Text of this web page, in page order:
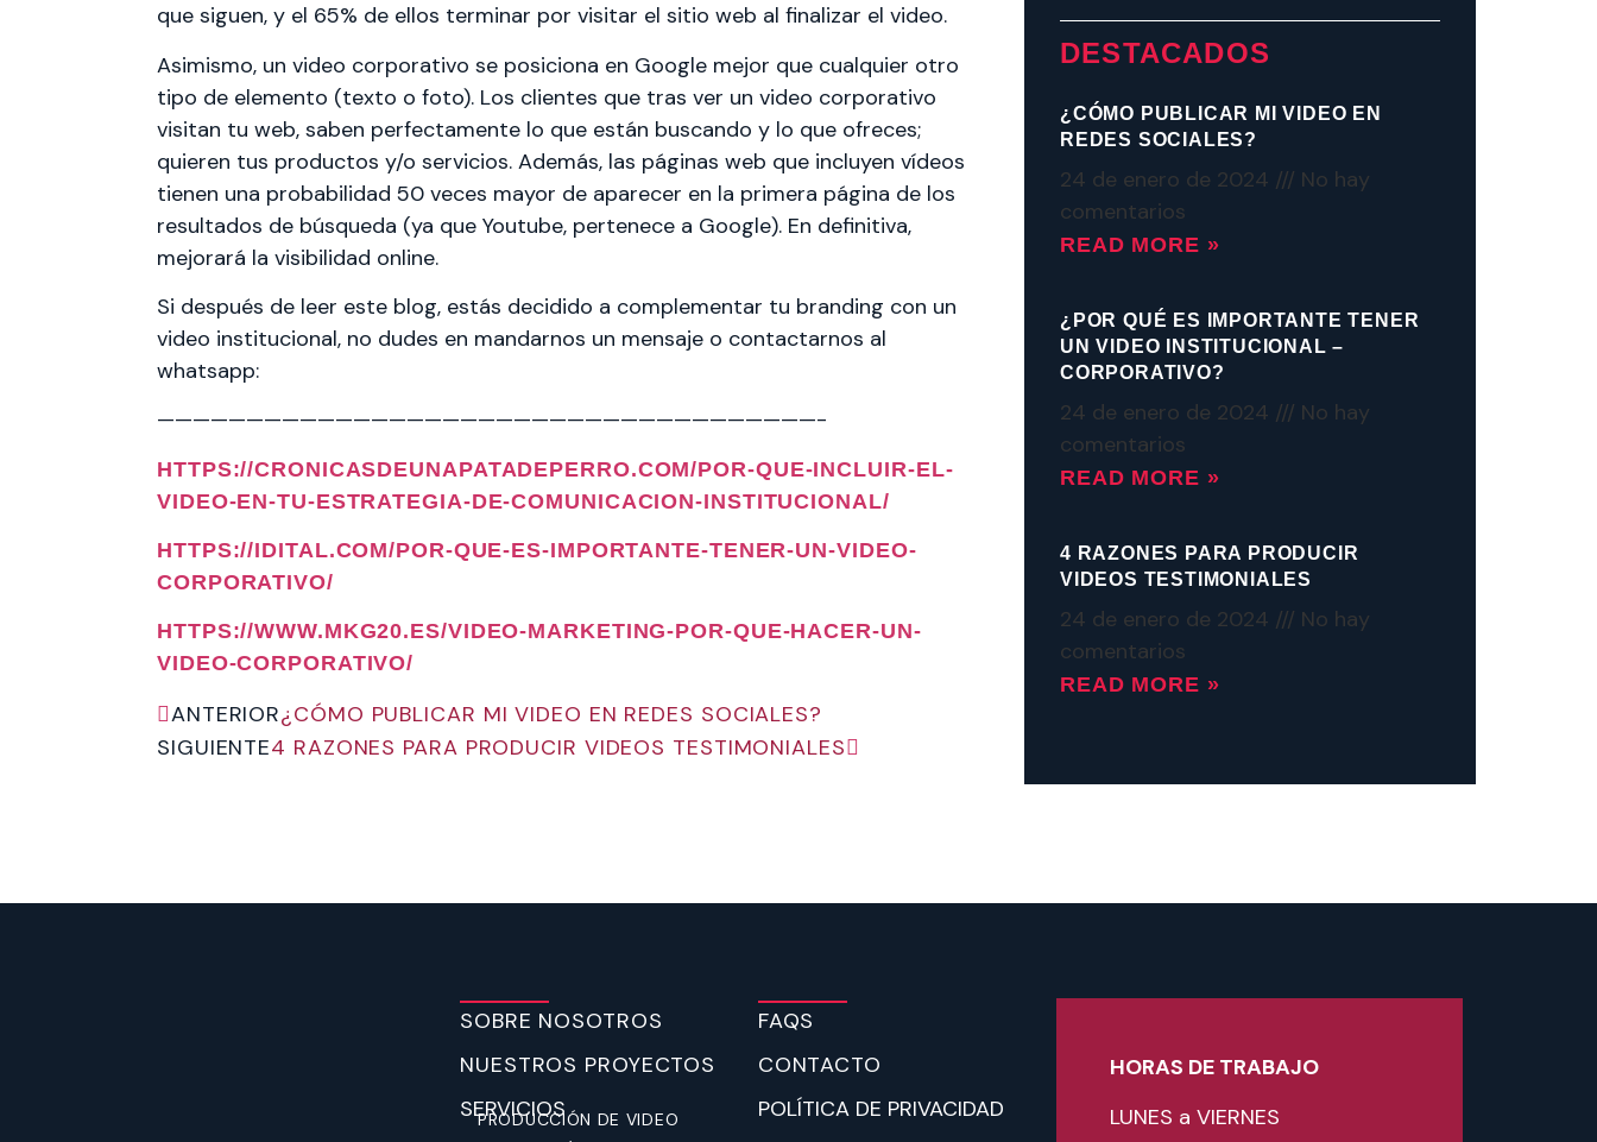
que siguen, y el 65% de ellos terminar por visitar el sitio web al finalizar el video.
Asimismo, un video corporativo se posiciona en Google mejor que cualquier otro
tipo de elemento (texto o foto). Los clientes que tras ver un video corporativo
visitan tu web, saben perfectamente lo que están buscando y lo que ofreces;
quieren tus productos y/o servicios. Además, las páginas web que incluyen vídeos
tienen una probabilidad 50 veces mayor de aparecer en la primera página de los
resultados de búsqueda (ya que Youtube, pertenece a Google). En definitiva,
mejorará la visibilidad online.
Si después de leer este blog, estás decidido a complementar tu branding con un
video institucional, no dudes en mandarnos un mensaje o contactarnos al
whatsapp:
—————————————————————————————————————-
HTTPS://CRONICASDEUNAPATADEPERRO.COM/POR-QUE-INCLUIR-EL-
VIDEO-EN-TU-ESTRATEGIA-DE-COMUNICACION-INSTITUCIONAL/
HTTPS://IDITAL.COM/POR-QUE-ES-IMPORTANTE-TENER-UN-VIDEO-
CORPORATIVO/
HTTPS://WWW.MKG20.ES/VIDEO-MARKETING-POR-QUE-HACER-UN-
VIDEO-CORPORATIVO/
ANTERIOR¿CÓMO PUBLICAR MI VIDEO EN REDES SOCIALES?
SIGUIENTE4 RAZONES PARA PRODUCIR VIDEOS TESTIMONIALES
DESTACADOS
¿CÓMO PUBLICAR MI VIDEO EN
REDES SOCIALES?
24 de enero de 2024
No hay
comentarios
READ MORE »
¿POR QUÉ ES IMPORTANTE TENER
UN VIDEO INSTITUCIONAL –
CORPORATIVO?
24 de enero de 2024
No hay
comentarios
READ MORE »
4 RAZONES PARA PRODUCIR
VIDEOS TESTIMONIALES
24 de enero de 2024
No hay
comentarios
READ MORE »
SOBRE NOSOTROS
NUESTROS PROYECTOS
SERVICIOS
PRODUCCIÓN DE VIDEO
FAQS
CONTACTO
POLÍTICA DE PRIVACIDAD
HORAS DE TRABAJO
LUNES a VIERNES